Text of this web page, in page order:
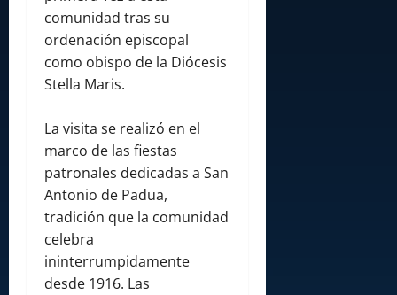
comunidad tras su
ordenación episcopal
como obispo de la Diócesis
Stella Maris.
La visita se realizó en el
marco de las fiestas
patronales dedicadas a San
Antonio de Padua,
tradición que la comunidad
celebra
ininterrumpidamente
desde 1916. Las